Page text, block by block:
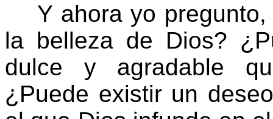
Y ahora yo pregunto,
la belleza de Dios?
dulce y agradable
¿Puede existir un